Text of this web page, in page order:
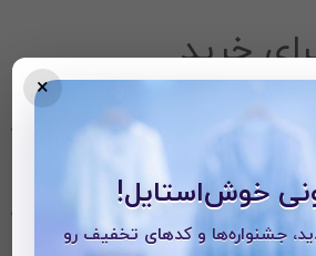
خرید
نکات زیر دقت کنید تا تجربه بهتری داشته
شاد و جذاب این شومیز، رنگ مورد علاقه
×
خوش‌استایل!
جشنواره‌ها و کدهای تخفیف رو